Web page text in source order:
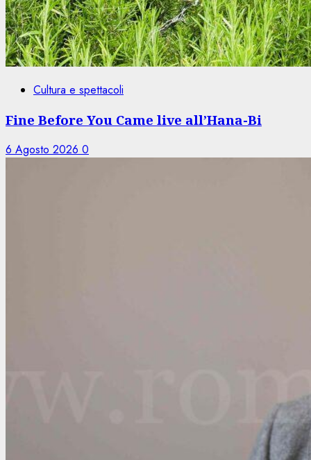
Cultura e spettacoli
Fine Before You Came live all’Hana-Bi
6 Agosto 2026 0